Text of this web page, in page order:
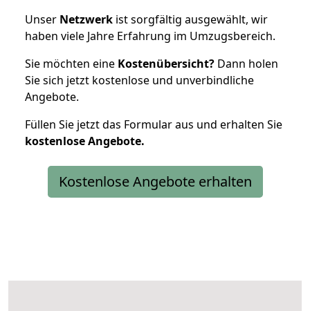
Unser Netzwerk ist sorgfältig ausgewählt, wir
haben viele Jahre Erfahrung im Umzugsbereich.
Sie möchten eine Kostenübersicht? Dann holen
Sie sich jetzt kostenlose und unverbindliche
Angebote.
Füllen Sie jetzt das Formular aus und erhalten Sie
kostenloseAngebote.
Kostenlose Angebote erhalten